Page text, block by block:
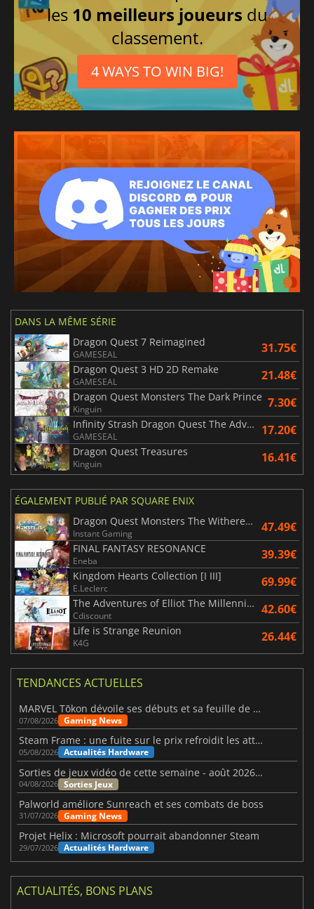
les 10 meilleurs joueurs du
classement.
4 WAYS TO WIN BIG!
DANS LA MÊME SÉRIE
Dragon Quest 7 Reimagined
GAMESEAL 31.75€
Dragon Quest 3 HD 2D Remake
GAMESEAL 21.48€
Dragon Quest Monsters The Dark Prince
Kinguin 7.30€
Infinity Strash Dragon Quest The Adventure of Dai
GAMESEAL 17.20€
Dragon Quest Treasures
Kinguin 16.41€
ÉGALEMENT PUBLIÉ PAR SQUARE ENIX
Dragon Quest Monsters The Withered World
Instant Gaming 47.49€
FINAL FANTASY RESONANCE
Eneba 39.39€
Kingdom Hearts Collection [I III]
E.Leclerc 69.99€
The Adventures of Elliot The Millennium Tales
Cdiscount 42.60€
Life is Strange Reunion
K4G 26.44€
TENDANCES ACTUELLES
MARVEL Tōkon dévoile ses débuts et sa feuille de route
07/08/2026 Gaming News
Steam Frame : une fuite sur le prix refroidit les attentes VR
05/08/2026 Actualités Hardware
Sorties de jeux vidéo de cette semaine - août 2026 (semaine 32)
04/08/2026 Sorties Jeux
Palworld améliore Sunreach et ses combats de boss
31/07/2026 Gaming News
Projet Helix : Microsoft pourrait abandonner Steam
29/07/2026 Actualités Hardware
ACTUALITÉS, BONS PLANS